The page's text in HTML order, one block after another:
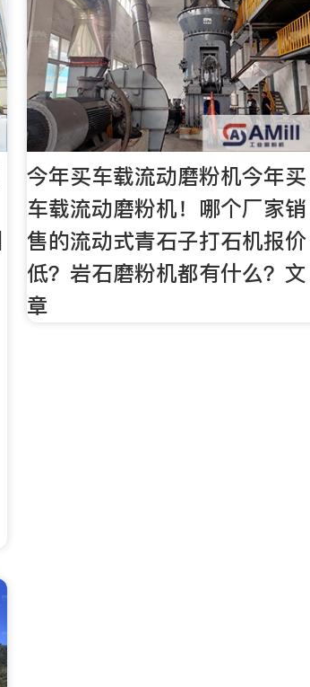
今年买车载流动磨粉机今年买
车载流动磨粉机！哪个厂家销
售的流动式青石子打石机报价
低？岩石磨粉机都有什么？文
章